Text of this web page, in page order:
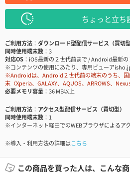
ちょっと立ち
ご利用方法
ダウンロード型配信サービス（買切型
同時使用端末数
3
対応OS
iOS最新の２世代前まで / Android最新の
※コンテンツの使用にあたり、専用ビューア
※Androidは、Android２世代前の端末のうち、国
末（Xperia、GALAXY、AQUOS、ARROWS、
必要メモリ容量
36 MB以上
ご利用方法
アクセス型配信サービス（買切型）
同時使用端末数
1
※インターネット経由でのWEBブラウザによるア
※導入・利用方法の詳細はこちら
この商品を買った人は、こんな商